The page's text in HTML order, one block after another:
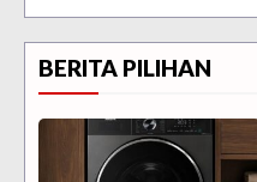
BERITA PILIHAN